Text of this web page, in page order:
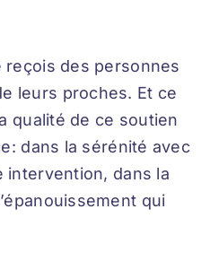
reçois des personnes
leurs proches. Et ce
qualité de ce soutien
dans la sérénité avec
intervention, dans la
qui